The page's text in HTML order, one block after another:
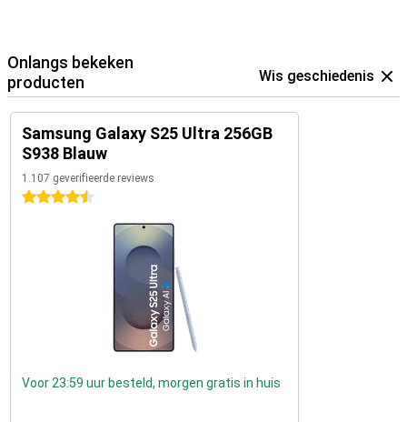
Onlangs bekeken
producten
Wis geschiedenis
Samsung Galaxy S25 Ultra 256GB
S938 Blauw
1.107 geverifieerde reviews
4.5 sterren
Voor 23:59 uur besteld, morgen gratis in huis